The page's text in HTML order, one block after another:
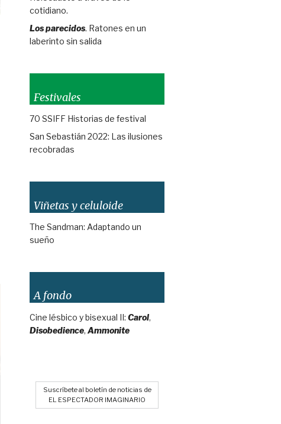
cotidiano.
Los parecidos. Ratones en un
laberinto sin salida
Festivales
70 SSIFF Historias de festival
San Sebastián 2022: Las ilusiones
recobradas
Viñetas y celuloide
The Sandman: Adaptando un
sueño
A fondo
Cine lésbico y bisexual II: Carol,
Disobedience, Ammonite
Suscríbete al boletín de noticias de
EL ESPECTADOR IMAGINARIO